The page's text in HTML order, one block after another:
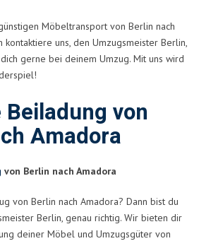
Möbeltransport von Berlin nach
kontaktiere uns, den Umzugsmeister Berlin,
gerne bei deinem Umzug. Mit uns wird
von
Amadora
von Berlin nach Amadora
von Berlin nach Amadora? Dann bist du
Berlin, genau richtig. Wir bieten dir
deiner Möbel und Umzugsgüter von